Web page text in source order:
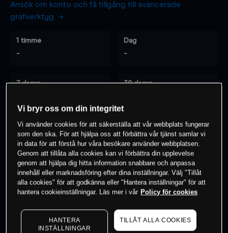
Ansök om konto och få tillgång till avancerade
grafverktyg
1 timme
-
Dag
-
7 dagar 30 dagar
0% av kunderna har en position i detta
instrument
Börja handla
Vi bryr oss om din integritet
Vi använder cookies för att säkerställa att vår webbplats fungerar
som den ska. För att hjälpa oss att förbättra vår tjänst samlar vi
in data för att förstå hur våra besökare använder webbplatsen.
Genom att tillåta alla cookies kan vi förbättra din upplevelse
genom att hjälpa dig hitta information snabbare och anpassa
innehåll eller marknadsföring efter dina inställningar. Välj "Tillåt
alla cookies" för att godkänna eller "Hantera inställningar" för att
hantera cookieinställningar. Läs mer i vår Policy för cookies
HANTERA
INSTÄLLNINGAR
TILLÅT ALLA COOKIES